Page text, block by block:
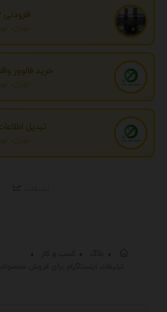
افزودنی EP
تهران،
خرید فالوور
تهران،
تبدیل
تهران،